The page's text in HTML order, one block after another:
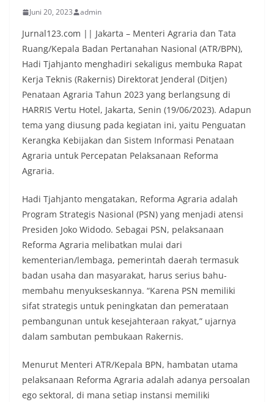
Juni 20, 2023 admin
Jurnal123.com || Jakarta – Menteri Agraria dan Tata
Ruang/Kepala Badan Pertanahan Nasional (ATR/BPN),
Hadi Tjahjanto menghadiri sekaligus membuka Rapat
Kerja Teknis (Rakernis) Direktorat Jenderal (Ditjen)
Penataan Agraria Tahun 2023 yang berlangsung di
HARRIS Vertu Hotel, Jakarta, Senin (19/06/2023). Adapun
tema yang diusung pada kegiatan ini, yaitu Penguatan
Kerangka Kebijakan dan Sistem Informasi Penataan
Agraria untuk Percepatan Pelaksanaan Reforma
Agraria.
Hadi Tjahjanto mengatakan, Reforma Agraria adalah
Program Strategis Nasional (PSN) yang menjadi atensi
Presiden Joko Widodo. Sebagai PSN, pelaksanaan
Reforma Agraria melibatkan mulai dari
kementerian/lembaga, pemerintah daerah termasuk
badan usaha dan masyarakat, harus serius bahu-
membahu menyukseskannya. “Karena PSN memiliki
sifat strategis untuk peningkatan dan pemerataan
pembangunan untuk kesejahteraan rakyat,” ujarnya
dalam sambutan pembukaan Rakernis.
Menurut Menteri ATR/Kepala BPN, hambatan utama
pelaksanaan Reforma Agraria adalah adanya persoalan
ego sektoral, di mana setiap instansi memiliki